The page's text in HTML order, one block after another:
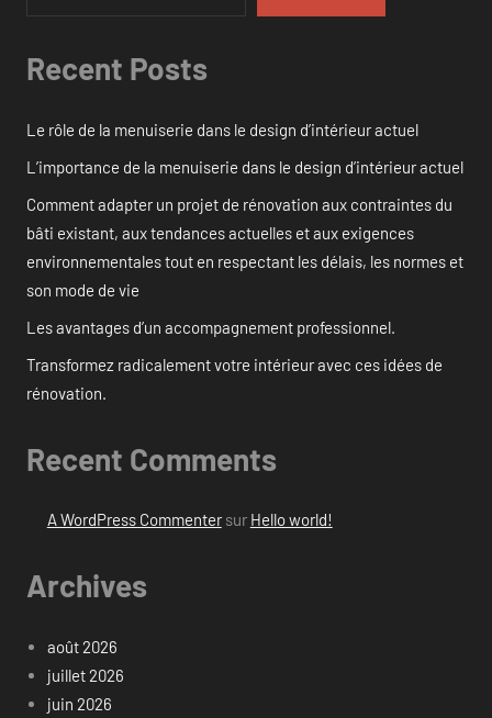
Recent Posts
Le rôle de la menuiserie dans le design d’intérieur actuel
L’importance de la menuiserie dans le design d’intérieur actuel
Comment adapter un projet de rénovation aux contraintes du
bâti existant, aux tendances actuelles et aux exigences
environnementales tout en respectant les délais, les normes et
son mode de vie
Les avantages d’un accompagnement professionnel.
Transformez radicalement votre intérieur avec ces idées de
rénovation.
Recent Comments
A WordPress Commentersur Hello world!
Archives
août 2026
juillet 2026
juin 2026